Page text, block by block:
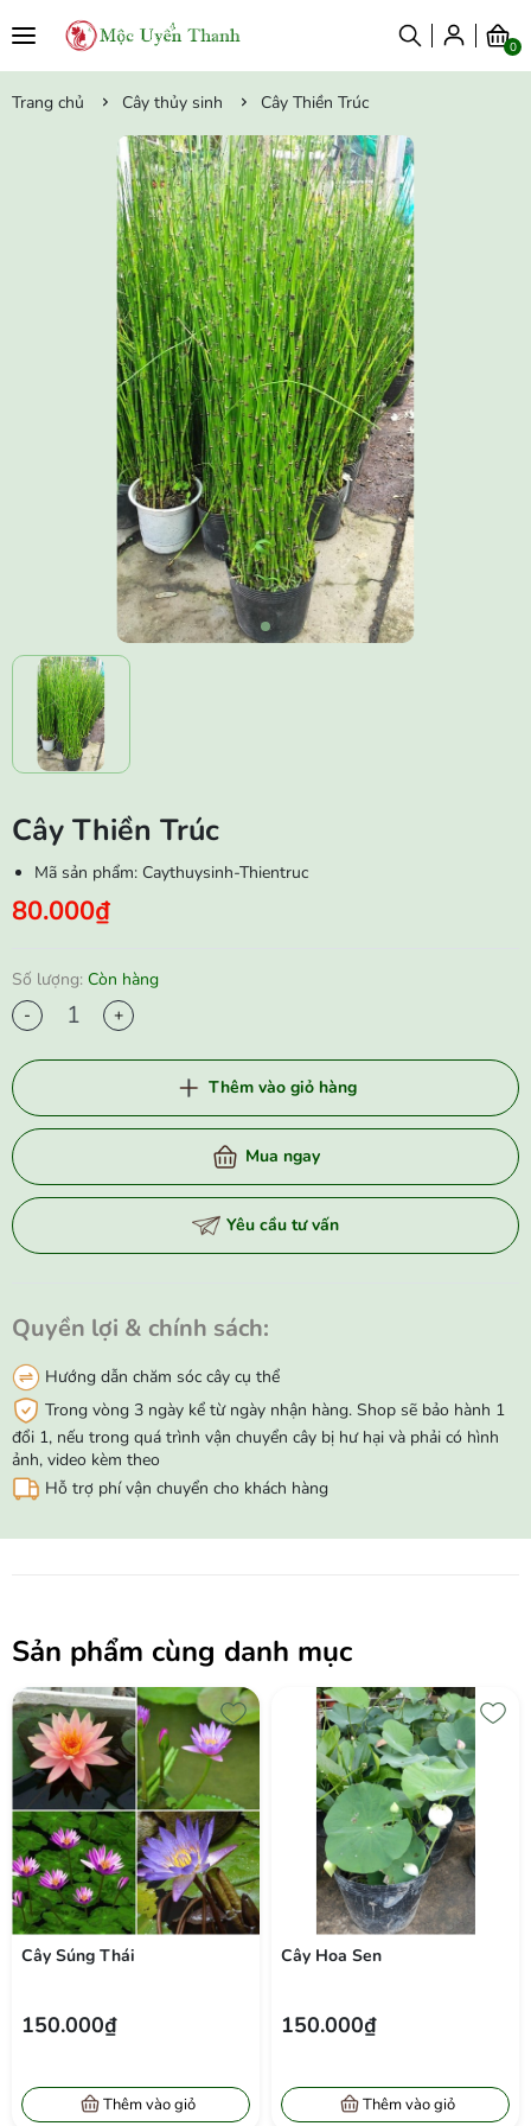
0
Trang chủ Cây thủy sinh Cây Thiền Trúc
Cây Thiền Trúc
Mã sản phẩm: Caythuysinh-Thientruc
80.000₫
Số lượng: Còn hàng
-
+
Thêm vào giỏ hàng
Mua ngay
Yêu cầu tư vấn
Quyền lợi & chính sách:
Hướng dẫn chăm sóc cây cụ thể
Trong vòng 3 ngày kể từ ngày nhận hàng. Shop sẽ bảo hành 1
đổi 1, nếu trong quá trình vận chuyển cây bị hư hại và phải có hình
ảnh, video kèm theo
Hỗ trợ phí vận chuyển cho khách hàng
Sản phẩm cùng danh mục
Cây Súng Thái
150.000₫
Thêm vào giỏ
Cây Hoa Sen
150.000₫
Thêm vào giỏ